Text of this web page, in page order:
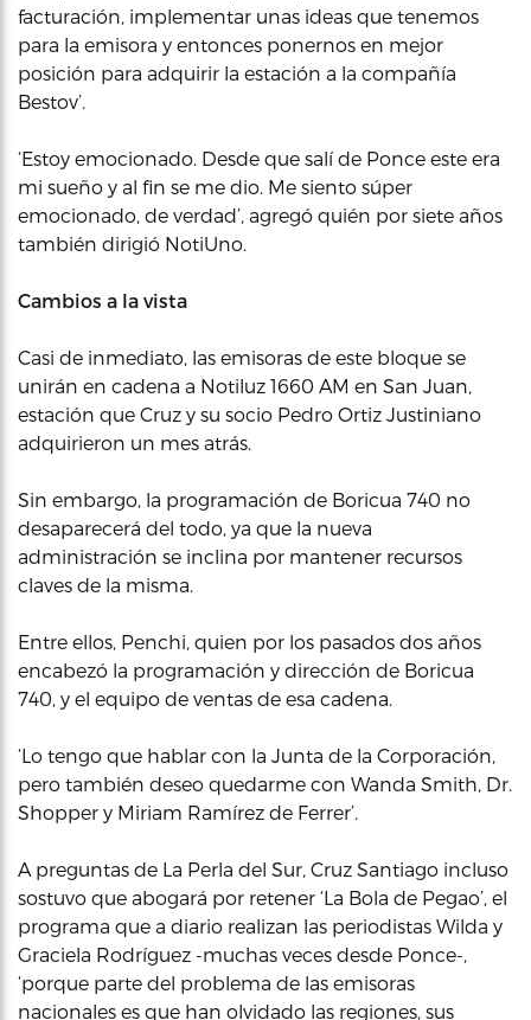
facturación, implementar unas ideas que tenemos
para la emisora y entonces ponernos en mejor
posición para adquirir la estación a la compañía
Bestov’.
‘Estoy emocionado. Desde que salí de Ponce este era
mi sueño y al fin se me dio. Me siento súper
emocionado, de verdad’, agregó quién por siete años
también dirigió NotiUno.
Cambios a la vista
Casi de inmediato, las emisoras de este bloque se
unirán en cadena a Notiluz 1660 AM en San Juan,
estación que Cruz y su socio Pedro Ortiz Justiniano
adquirieron un mes atrás.
Sin embargo, la programación de Boricua 740 no
desaparecerá del todo, ya que la nueva
administración se inclina por mantener recursos
claves de la misma.
Entre ellos, Penchi, quien por los pasados dos años
encabezó la programación y dirección de Boricua
740, y el equipo de ventas de esa cadena.
‘Lo tengo que hablar con la Junta de la Corporación,
pero también deseo quedarme con Wanda Smith, Dr.
Shopper y Miriam Ramírez de Ferrer’.
A preguntas de La Perla del Sur, Cruz Santiago incluso
sostuvo que abogará por retener ‘La Bola de Pegao’, el
programa que a diario realizan las periodistas Wilda y
Graciela Rodríguez -muchas veces desde Ponce-,
‘porque parte del problema de las emisoras
nacionales es que han olvidado las regiones, sus